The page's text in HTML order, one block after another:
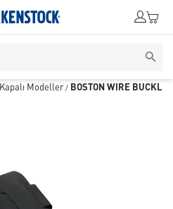
Kapalı Modeller / BOSTON WIRE BUCKLE